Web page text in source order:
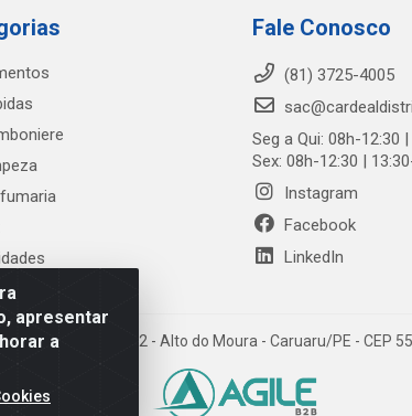
apresentar
a
Fale Conosco
(81) 3725-4005
Seg a Qui: 08h-12:30
Sex: 08h-12:30 |
Instagram
Facebook
LinkedIn
Alto do Moura, 582 - Alto do Moura - Caruaru/PE - CEP